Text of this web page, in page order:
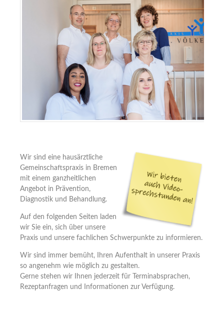
Wir sind eine hausärztliche
Gemeinschaftspraxis in Bremen
mit einem ganzheitlichen
Angebot in Prävention,
Diagnostik und Behandlung.
Auf den folgenden Seiten laden
wir Sie ein, sich über unsere
Praxis und unsere fachlichen Schwerpunkte zu informieren.
Wir sind immer bemüht, Ihren Aufenthalt in unserer Praxis
so angenehm wie möglich zu gestalten.
Gerne stehen wir Ihnen jederzeit für Terminabsprachen,
Rezeptanfragen und Informationen zur Verfügung.